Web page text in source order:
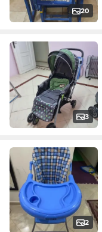
20
3
2